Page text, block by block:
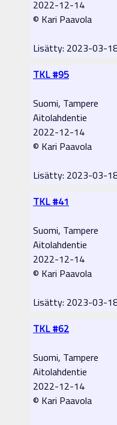
2022-12-14
© Kari Paavola
Lisätty: 2023-03-
TKL #95
Suomi, Tampere
Aitolahdentie
2022-12-14
© Kari Paavola
Lisätty: 2023-03-
TKL #41
Suomi, Tampere
Aitolahdentie
2022-12-14
© Kari Paavola
Lisätty: 2023-03-
TKL #62
Suomi, Tampere
Aitolahdentie
2022-12-14
© Kari Paavola